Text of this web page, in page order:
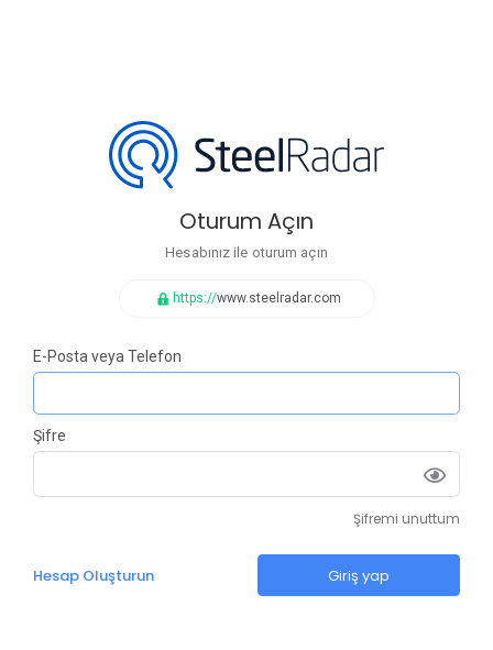
Oturum Açın
Hesabınız ile oturum açın
https://www.steelradar.com
E-Posta veya Telefon
Şifre
Şifremi unuttum
Hesap Oluşturun Giriş yap